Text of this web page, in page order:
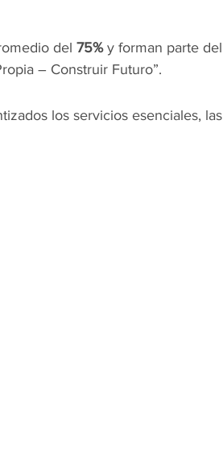
del 75% y forman parte del
– Construir Futuro”.
los servicios esenciales, las